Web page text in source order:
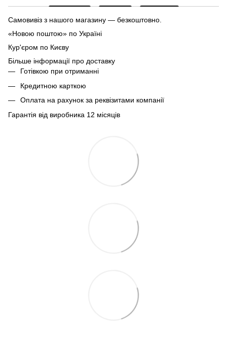
Самовивіз з нашого магазину — безкоштовно.
«Новою поштою» по Україні
Кур'єром по Києву
Більше інформації про доставку
Готівкою при отриманні
Кредитною карткою
Оплата на рахунок за реквізитами компанії
Гарантія від виробника 12 місяців